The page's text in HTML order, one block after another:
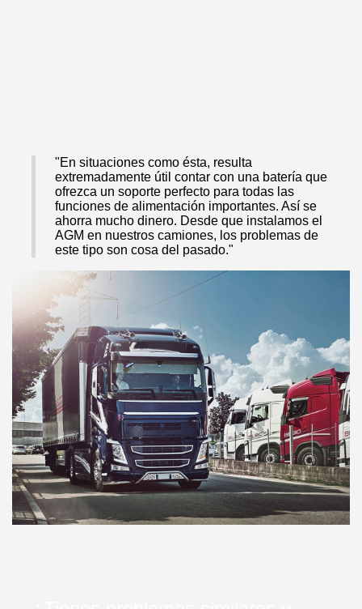
"En situaciones como ésta, resulta
extremadamente útil contar con una batería que
ofrezca un soporte perfecto para todas las
funciones de alimentación importantes. Así se
ahorra mucho dinero. Desde que instalamos el
AGM en nuestros camiones, los problemas de
este tipo son cosa del pasado."